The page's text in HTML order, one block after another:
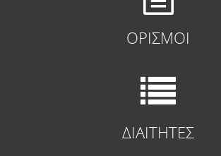
ΟΡΙΣΜΟΙ
ΔΙΑΙΤΗΤΕΣ